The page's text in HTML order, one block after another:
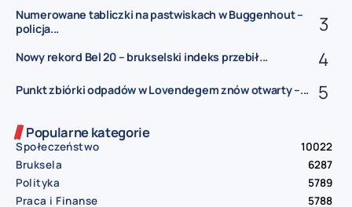
Numerowane tabliczki na pastwiskach w Buggenhout –
policja...
Nowy rekord Bel 20 – brukselski indeks przebił...
Punkt zbiórki odpadów w Lovendegem znów otwarty –...
Popularne kategorie
Społeczeństwo
10022
Bruksela
6287
Polityka
5789
Praca i Finanse
5788